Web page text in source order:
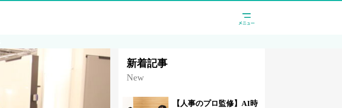
新着記事
New
【人事のプロ監修】AI時